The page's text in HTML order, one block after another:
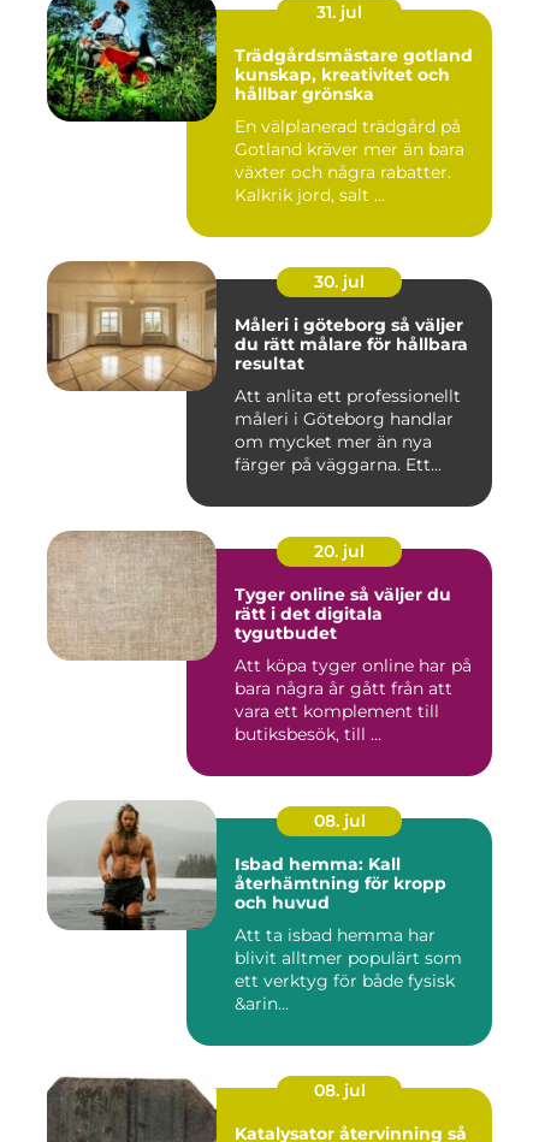
31. jul
Trädgårdsmästare gotland
kunskap, kreativitet och
hållbar grönska
En välplanerad trädgård på
Gotland kräver mer än bara
växter och några rabatter.
Kalkrik jord, salt ...
30. jul
Måleri i göteborg så väljer
du rätt målare för hållbara
resultat
Att anlita ett professionellt
måleri i Göteborg handlar
om mycket mer än nya
färger på väggarna. Ett...
20. jul
Tyger online så väljer du
rätt i det digitala
tygutbudet
Att köpa tyger online har på
bara några år gått från att
vara ett komplement till
butiksbesök, till ...
08. jul
Isbad hemma: Kall
återhämtning för kropp
och huvud
Att ta isbad hemma har
blivit alltmer populärt som
ett verktyg för både fysisk
&arin...
08. jul
Katalysator återvinning så